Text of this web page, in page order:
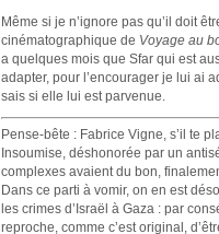
Même si je n’ignore pas qu’il doit
cinématographique de Voyage au
a quelques mois que Sfar qui est
adapter, pour l’encourager je lui ai
sais si elle lui est parvenue.
Pense-bête : Fabrice Vigne, s’il te
Insoumise, déshonorée par un
complexes avaient du bon,
Dans ce parti à vomir, on en est
les crimes d’Israël à Gaza : par
reproche, comme c’est original,